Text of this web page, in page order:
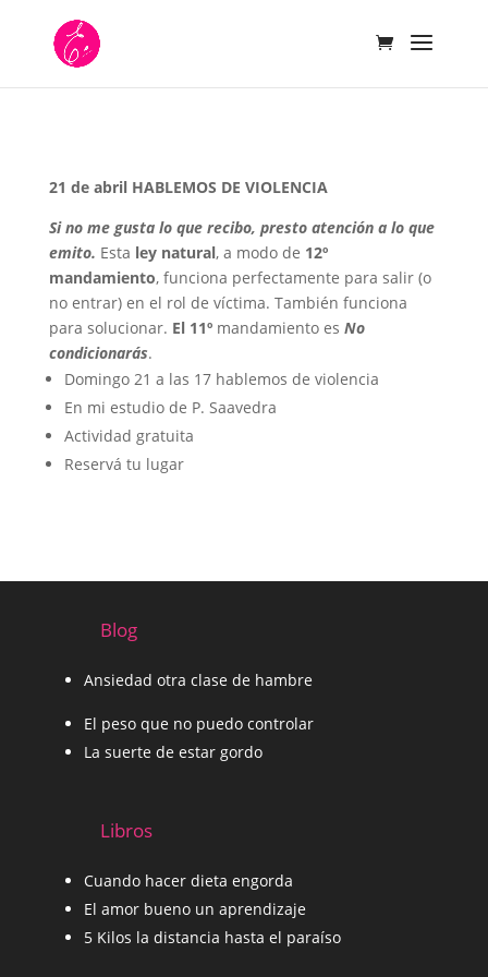
21 de abril HABLEMOS DE VIOLENCIA
Si no me gusta lo que recibo, presto atención a lo que
emito. Esta ley natural, a modo de 12º
mandamiento, funciona perfectamente para salir (o
no entrar) en el rol de víctima. También funciona
para solucionar. El 11ºmandamiento es No
condicionarás.
Domingo 21 a las 17 hablemos de violencia
En mi estudio de P. Saavedra
Actividad gratuita
Reservá tu lugar
Blog
Ansiedad otra clase de hambre
El peso que no puedo controlar
La suerte de estar gordo
Libros
Cuando hacer dieta engorda
El amor bueno un aprendizaje
5 Kilos la distancia hasta el paraíso